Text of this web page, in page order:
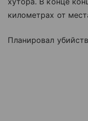
километрах от
Планировал